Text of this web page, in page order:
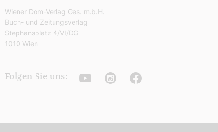
Wiener Dom-Verlag Ges. m.b.H.
Buch- und Zeitungsverlag
Stephansplatz 4/VI/DG
1010 Wien
Folgen Sie uns: YoutubeInstagramFacebook